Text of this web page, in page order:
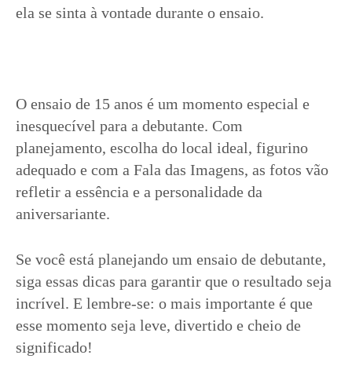
ela se sinta à vontade durante o ensaio.
O ensaio de 15 anos é um momento especial e
inesquecível para a debutante. Com
planejamento, escolha do local ideal, figurino
adequado e com a Fala das Imagens, as fotos vão
refletir a essência e a personalidade da
aniversariante.
Se você está planejando um ensaio de debutante,
siga essas dicas para garantir que o resultado seja
incrível. E lembre-se: o mais importante é que
esse momento seja leve, divertido e cheio de
significado!